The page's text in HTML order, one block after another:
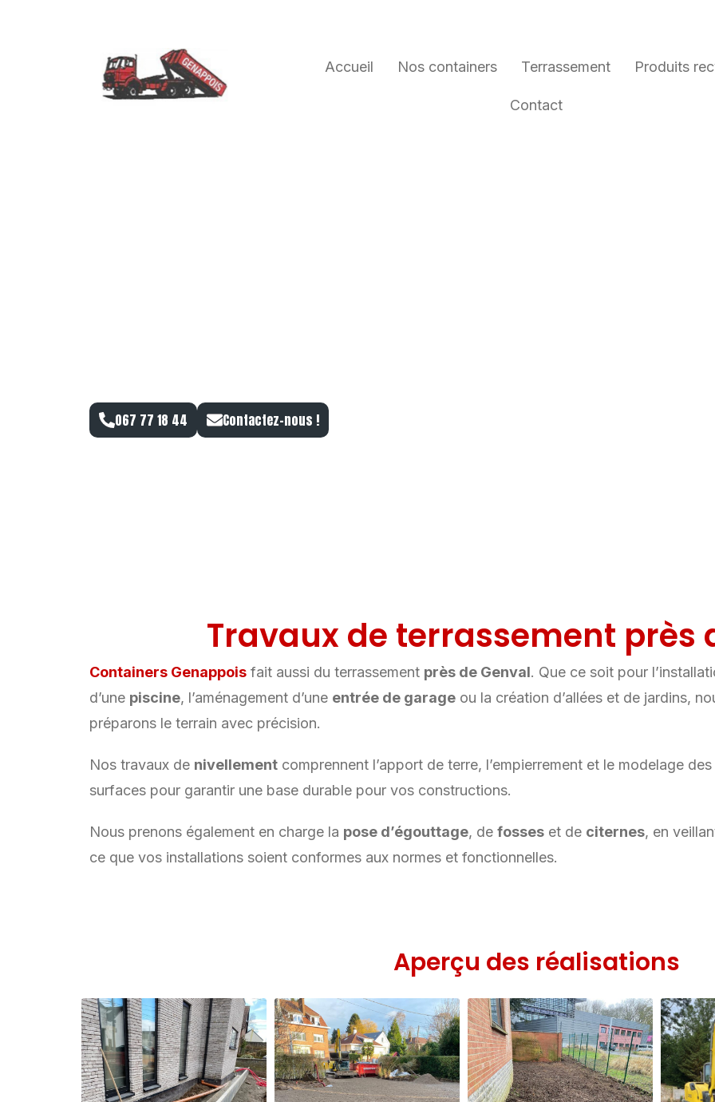
Accueil Nos containers Terrassement Produits
Contact
067 77 18 44 Contactez-nous !
Travaux de terrassement près
Containers Genappois fait aussi du terrassement près de Genval. Que ce soit pour
d’une piscine, l’aménagement d’une entrée de garage ou la création d’allées et de jardins,
préparons le terrain avec précision.
Nos travaux de nivellement comprennent l’apport de terre, l’empierrement et le modelage des
surfaces pour garantir une base durable pour vos constructions.
Nous prenons également en charge la pose d’égouttage, de fosses et de citernes, en
ce que vos installations soient conformes aux normes et fonctionnelles.
Aperçu des réalisations